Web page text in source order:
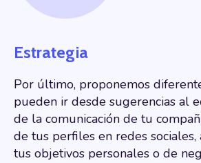
Estrategia
Por último, proponemos
pueden ir desde sugerencias al
de la comunicación de tu
de tus perfiles en redes sociales,
tus objetivos personales o de